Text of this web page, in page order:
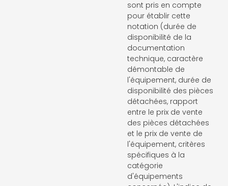
sont pris en compte
pour établir cette
notation (durée de
disponibilité de la
documentation
technique, caractère
démontable de
l'équipement, durée de
disponibilité des pièces
détachées, rapport
entre le prix de vente
des pièces détachées
et le prix de vente de
l'équipement, critères
spécifiques à la
catégorie
d'équipements